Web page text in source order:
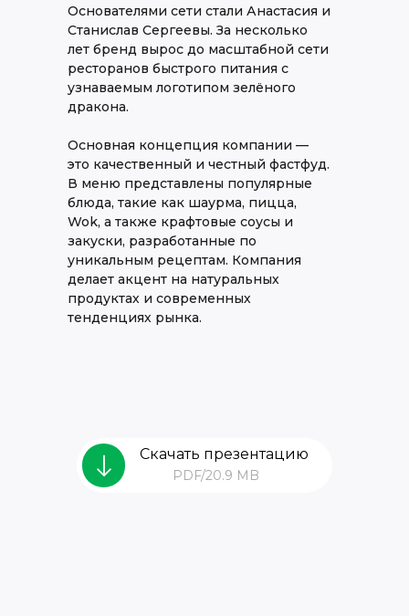
Основателями сети стали Анастасия и
Станислав Сергеевы. За несколько
лет бренд вырос до масштабной сети
ресторанов быстрого питания с
узнаваемым логотипом зелёного
дракона.
Основная концепция компании —
это качественный и честный фастфуд.
В меню представлены популярные
блюда, такие как шаурма, пицца,
Wok, а также крафтовые соусы и
закуски, разработанные по
уникальным рецептам. Компания
делает акцент на натуральных
продуктах и современных
тенденциях рынка.
Скачать презентацию
PDF/20.9 MB